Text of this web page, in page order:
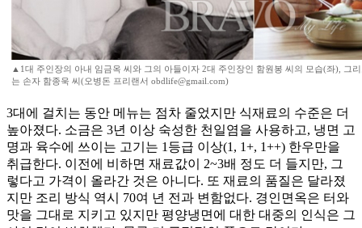
▲1대 주인장의 아내 임금옥 씨와 그의 아들이자 2대 주인장인 함원봉 씨의 모습(좌), 그
는 손자 함종욱 씨(오병돈 프리랜서 obdlife@gmail.com)
3대에 걸치는 동안 메뉴는 점차 줄었지만 식재료의 수준은 더
높아졌다. 소금은 3년 이상 숙성한 천일염을 사용하고, 냉면 고
명과 육수에 쓰이는 고기는 1등급 이상(1, 1+, 1++) 한우만을
취급한다. 이전에 비하면 재료값이 2~3배 정도 더 들지만, 그
렇다고 가격이 올라간 것은 아니다. 또 재료의 품질은 달라졌
지만 조리 방식 역시 70여 년 전과 변함없다. 경인면옥은 터와
맛을 그대로 지키고 있지만 평양냉면에 대한 대중의 인식은 그